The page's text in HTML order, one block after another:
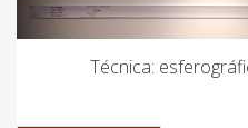
Técnica: